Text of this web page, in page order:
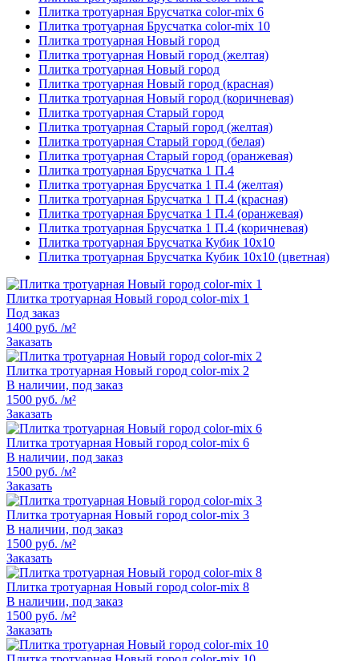
Плитка тротуарная Брусчатка color-mix 6
Плитка тротуарная Брусчатка color-mix 10
Плитка тротуарная Новый город
Плитка тротуарная Новый город (желтая)
Плитка тротуарная Новый город
Плитка тротуарная Новый город (красная)
Плитка тротуарная Новый город (коричневая)
Плитка тротуарная Старый город
Плитка тротуарная Старый город (желтая)
Плитка тротуарная Старый город (белая)
Плитка тротуарная Старый город (оранжевая)
Плитка тротуарная Брусчатка 1 П.4
Плитка тротуарная Брусчатка 1 П.4 (желтая)
Плитка тротуарная Брусчатка 1 П.4 (красная)
Плитка тротуарная Брусчатка 1 П.4 (оранжевая)
Плитка тротуарная Брусчатка 1 П.4 (коричневая)
Плитка тротуарная Брусчатка Кубик 10х10
Плитка тротуарная Брусчатка Кубик 10х10 (цветная)
Плитка тротуарная Новый город color-mix 1
Под заказ
1400 руб. /м²
Заказать
Плитка тротуарная Новый город color-mix 2
В наличии, под заказ
1500 руб. /м²
Заказать
Плитка тротуарная Новый город color-mix 6
В наличии, под заказ
1500 руб. /м²
Заказать
Плитка тротуарная Новый город color-mix 3
В наличии, под заказ
1500 руб. /м²
Заказать
Плитка тротуарная Новый город color-mix 8
В наличии, под заказ
1500 руб. /м²
Заказать